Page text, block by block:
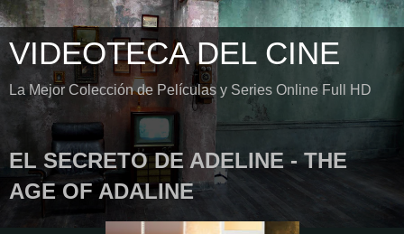
VIDEOTECA DEL CINE
La Mejor Colección de Películas y Series Online Full HD
EL SECRETO DE ADELINE - THE
AGE OF ADALINE